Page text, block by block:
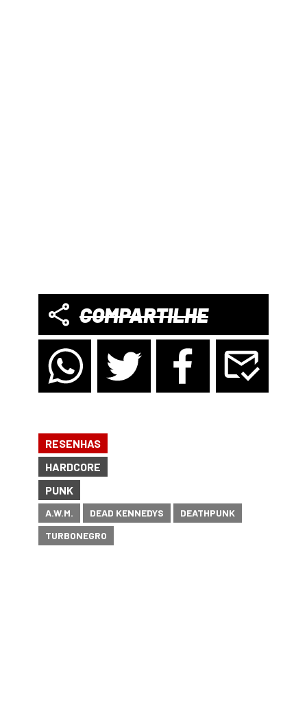
COMPARTILHE
RESENHAS
HARDCORE
PUNK
A.W.M. DEAD KENNEDYS
DEATHPUNK
TURBONEGRO